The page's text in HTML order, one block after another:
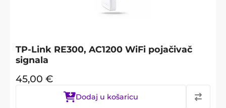
TP-Link RE300, AC1200 WiFi pojačivač
signala
45,00 €
Dodaj u košaricu